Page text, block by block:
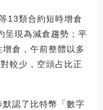
13類合約短時增倉
呈現為減倉趨勢；平
倉，午前整體以多
較少，空頭占比正
認了比特幣「數字